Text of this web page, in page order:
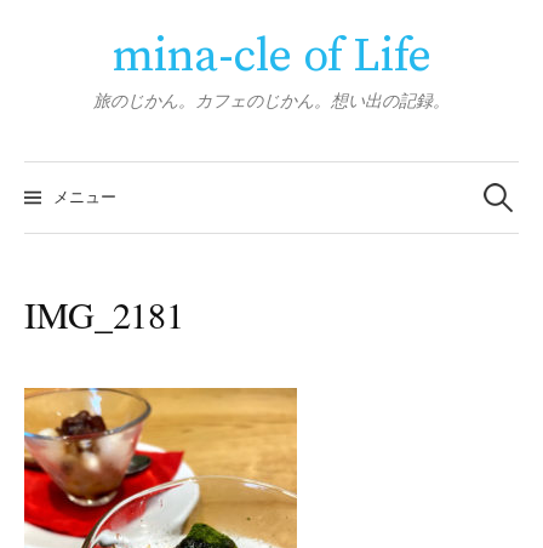
キ
ッ
mina-cle of Life
旅のじかん。カフェのじかん。想い出の記録。
メニュー
索:
IMG_2181